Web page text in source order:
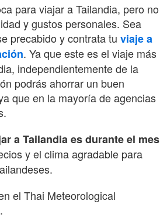
para viajar a Tailandia, pero no
y gustos personales. Sea
precabido y contrata tu viaje a
. Ya que este es el viaje más
independientemente de la
podrás ahorrar un buen
que en la mayoría de agencias
a Tailandia es durante el mes
y el clima agradable para
el Thai Meteorological